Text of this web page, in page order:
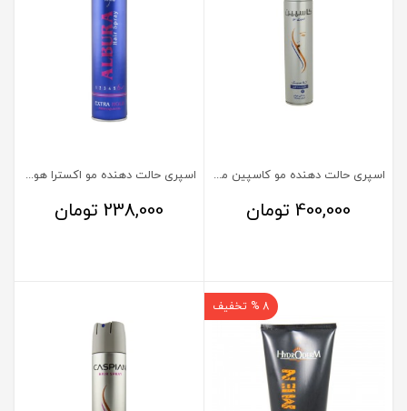
اسپری حالت دهنده مو کاسپین مدل کلاسیک 250 میلی‌لیتر
400,000 تومان
اسپری حالت دهنده مو اکسترا هولد آلبورا 250 میلی‌لیتر
238,000 تومان
8 % تخفیف